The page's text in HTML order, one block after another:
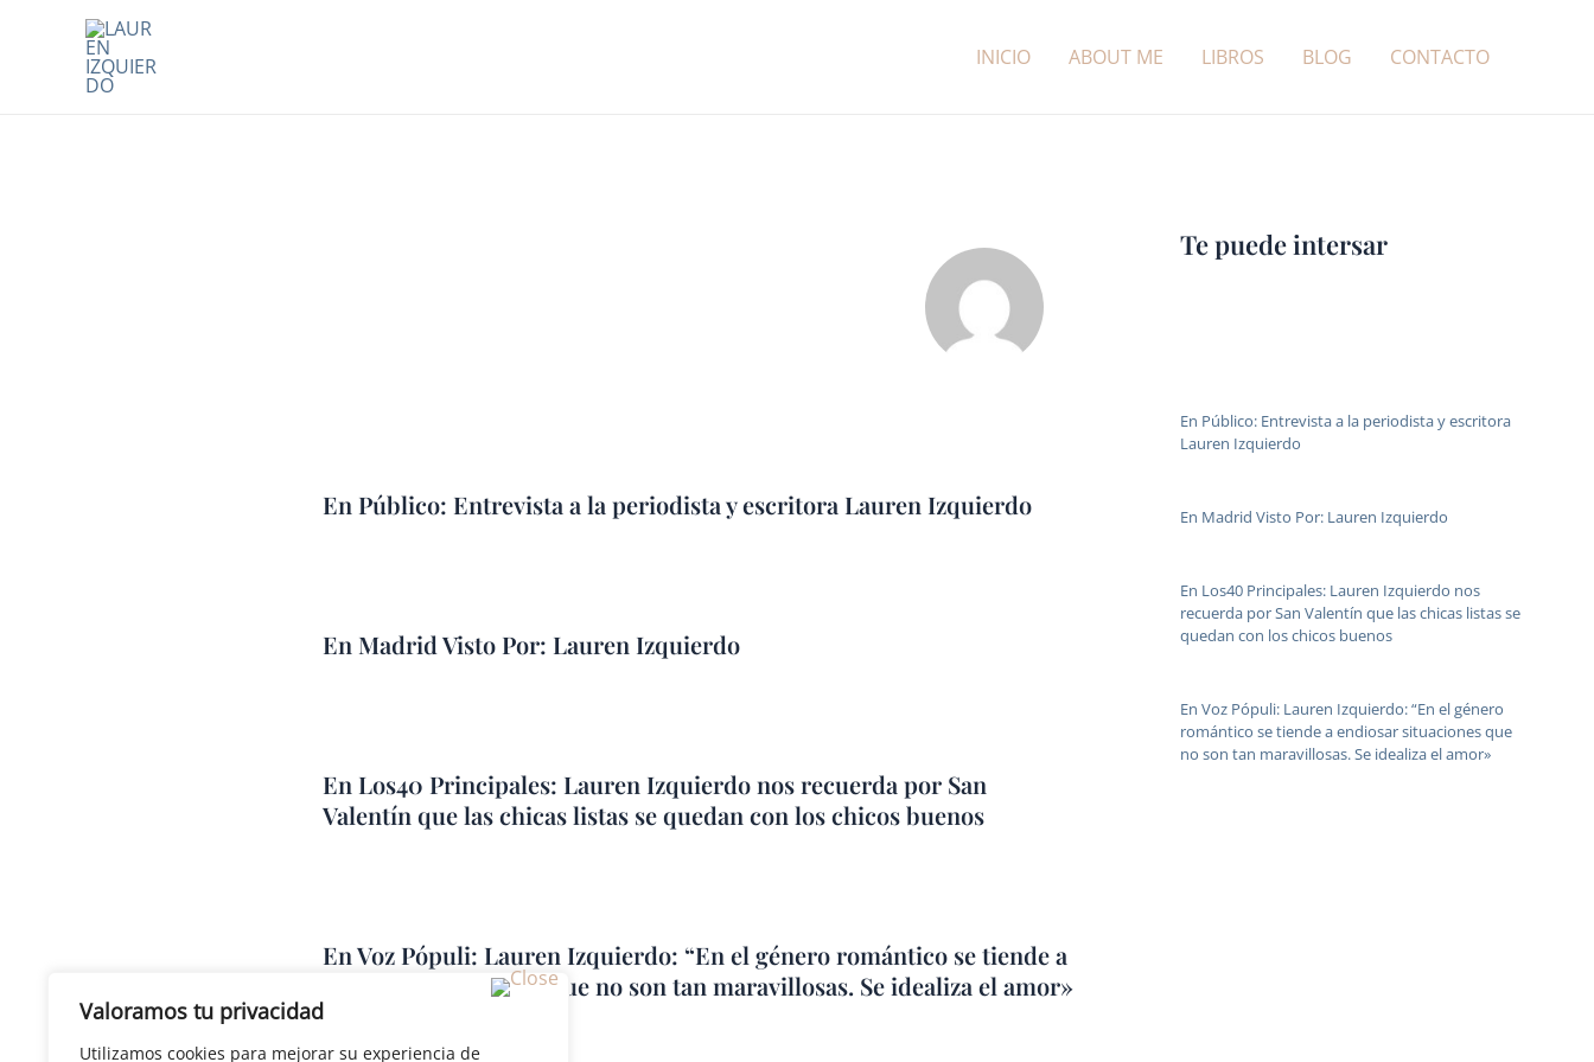
Valoramos tu privacidad
Utilizamos cookies para mejorar su experiencia de
contenido
INICIO ABOUT ME LIBROS BLOG CONTACTO
En Público: Entrevista a la periodista y escritora Lauren Izquierdo
En Madrid Visto Por: Lauren Izquierdo
En Los40 Principales: Lauren Izquierdo nos recuerda por San
Valentín que las chicas listas se quedan con los chicos buenos
En Voz Pópuli: Lauren Izquierdo: “En el género romántico se tiende a
endiosar situaciones que no son tan maravillosas. Se idealiza el amor»
Te puede intersar
En Público: Entrevista a la periodista y escritora
Lauren Izquierdo
En Madrid Visto Por: Lauren Izquierdo
En Los40 Principales: Lauren Izquierdo nos
recuerda por San Valentín que las chicas listas se
quedan con los chicos buenos
En Voz Pópuli: Lauren Izquierdo: “En el género
romántico se tiende a endiosar situaciones que
no son tan maravillosas. Se idealiza el amor»